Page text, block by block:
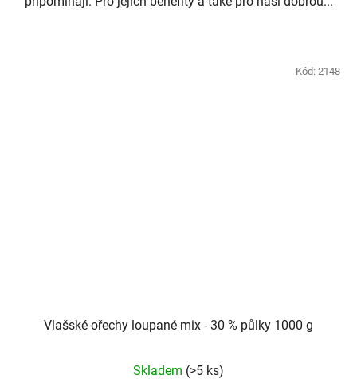
Vlašské ořechy loupané mix - 30 % půlky 1000 g
Skladem (>5 ks)
Kód: 2148